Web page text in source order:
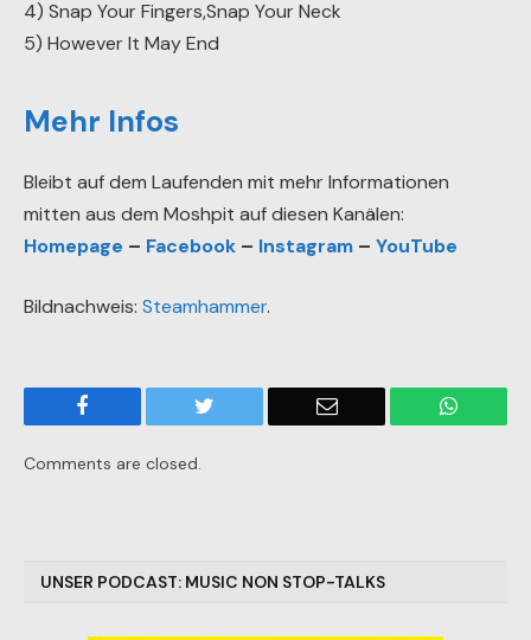
4) Snap Your Fingers,Snap Your Neck
5) However It May End
Mehr Infos
Bleibt auf dem Laufenden mit mehr Informationen
mitten aus dem Moshpit auf diesen Kanälen:
Homepage – Facebook – Instagram – YouTube
Bildnachweis: Steamhammer.
Email
Comments are closed.
UNSER PODCAST: MUSIC NON STOP-TALKS